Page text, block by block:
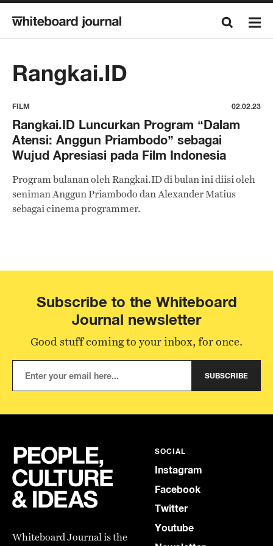
Rangkai.ID
FILM 02.02.23
Rangkai.ID Luncurkan Program “Dalam
Atensi: Anggun Priambodo” sebagai
Wujud Apresiasi pada Film Indonesia
Program bulanan oleh Rangkai.ID di bulan ini diisi oleh
seniman Anggun Priambodo dan Alexander Matius
sebagai cinema programmer.
Subscribe to the Whiteboard
Journal newsletter
Good stuff coming to your inbox, for once.
SUBSCRIBE
Whiteboard Journal is the
SOCIAL
Instagram
Facebook
Twitter
Youtube